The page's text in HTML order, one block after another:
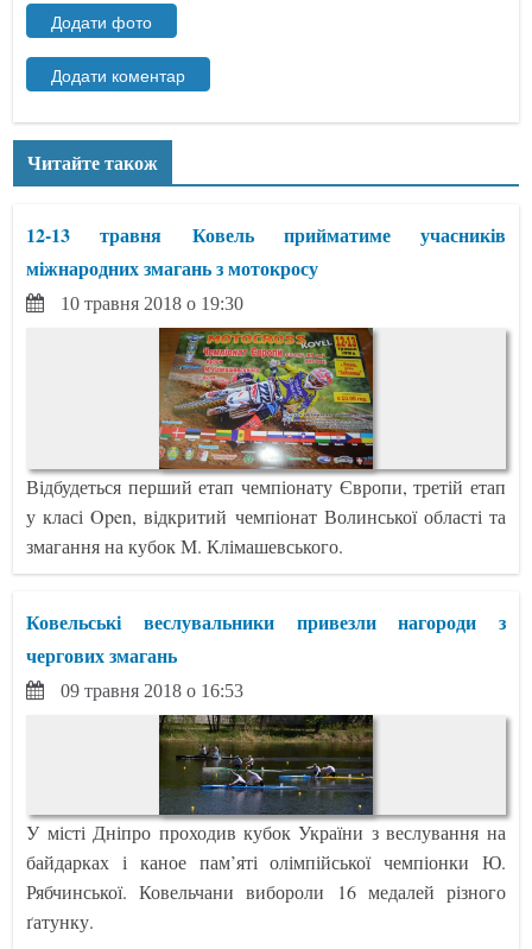
Читайте також
12-13 травня Ковель прийматиме учасників
міжнародних змагань з мотокросу
10 травня 2018 о 19:30
Відбудеться перший етап чемпіонату Європи, третій етап
у класі Open, відкритий чемпіонат Волинської області та
змагання на кубок М. Клімашевського.
Ковельські веслувальники привезли нагороди з
чергових змагань
09 травня 2018 о 16:53
У місті Дніпро проходив кубок України з веслування на
байдарках і каное пам’яті олімпійської чемпіонки Ю.
Рябчинської. Ковельчани вибороли 16 медалей різного
ґатунку.